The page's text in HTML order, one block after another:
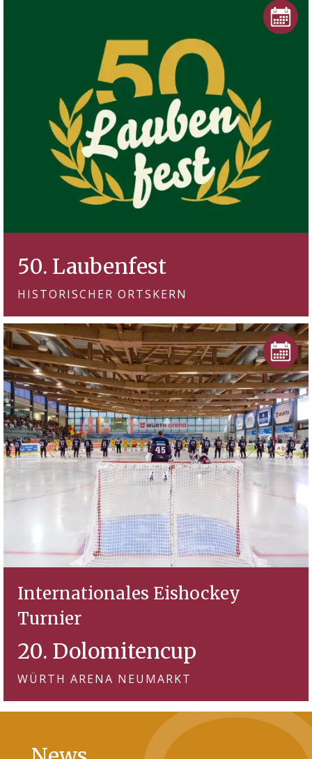
50. Laubenfest
HISTORISCHER ORTSKERN
Internationales Eishockey
Turnier
20. Dolomitencup
WÜRTH ARENA NEUMARKT